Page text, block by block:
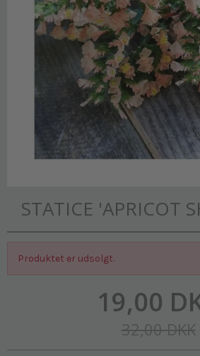
STATICE 'APRICOT
Produktet er udsolgt.
19,00
32,00 DKK